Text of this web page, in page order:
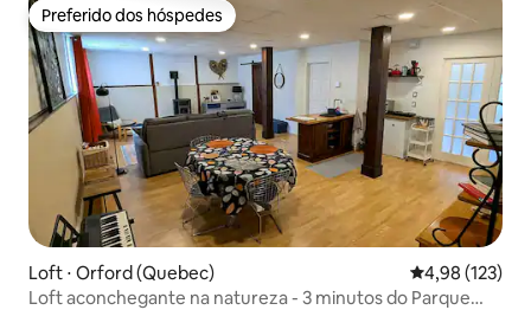
Preferido dos hóspedes
Preferido dos hóspedes
Loft ⋅ Orford (Quebec) 4,98 de uma
4,98 (123)
Loft aconchegante na natureza - 3 minutos do Parque